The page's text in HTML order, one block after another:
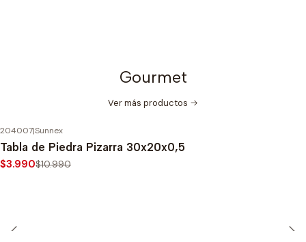
Gourmet
Ver más productos
OFF
204007|Sunnex
Tabla de Piedra Pizarra 30x20x0,5
$3.990$10.990